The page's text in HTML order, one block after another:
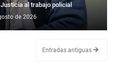
al trabajo policial
de 2026
Entradas antiguas